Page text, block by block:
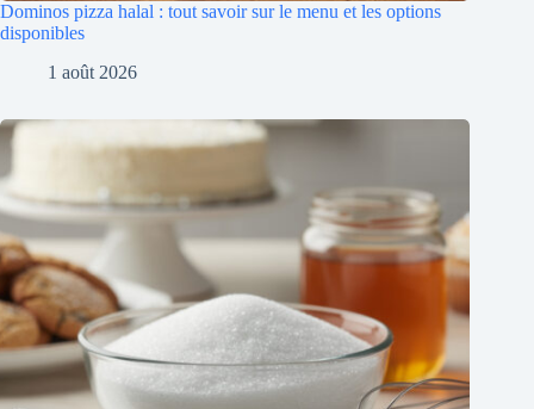
Dominos pizza halal : tout savoir sur le menu et les options
disponibles
1 août 2026